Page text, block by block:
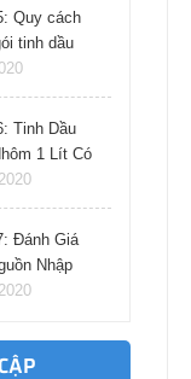
Quy cách
tinh dầu
từ ấn độ,
ý.
Tinh Dầu
1 Lít Có
Trực
Không?
Đánh Giá
Nhập
Giá Sỉ Tại